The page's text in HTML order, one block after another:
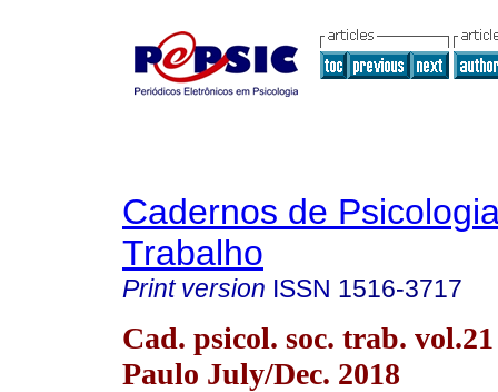
Cadernos de
Trabalho
Print version ISSN 1516-3717
Cad. psicol. soc. trab.
Paulo July/Dec. 2018